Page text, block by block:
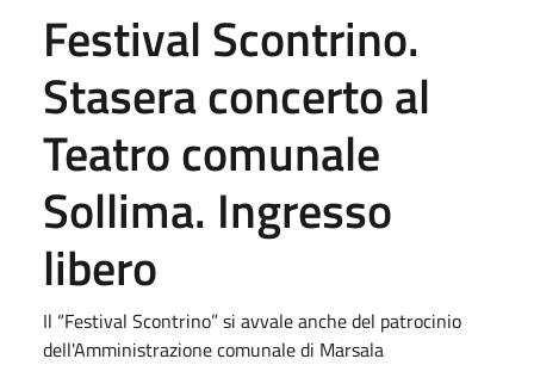
Festival Scontrino.
Stasera concerto al
Teatro comunale
Sollima. Ingresso
libero
Il “Festival Scontrino” si avvale anche del patrocinio
dell'Amministrazione comunale di Marsala